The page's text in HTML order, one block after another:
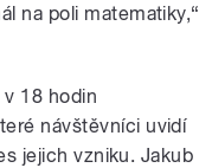
na poli matematiky,“
18 hodin
návštěvníci uvidí
jejich vzniku. Jakub